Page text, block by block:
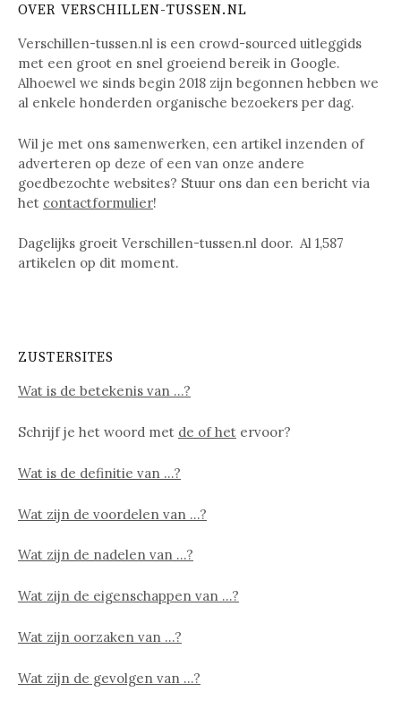
OVER VERSCHILLEN-TUSSEN.NL
Verschillen-tussen.nl is een crowd-sourced uitleggids
met een groot en snel groeiend bereik in Google.
Alhoewel we sinds begin 2018 zijn begonnen hebben we
al enkele honderden organische bezoekers per dag.
Wil je met ons samenwerken, een artikel inzenden of
adverteren op deze of een van onze andere
goedbezochte websites? Stuur ons dan een bericht via
het contactformulier!
Dagelijks groeit Verschillen-tussen.nl door. Al 1,587
artikelen op dit moment.
ZUSTERSITES
Wat is de betekenis van …?
Schrijf je het woord met de of het ervoor?
Wat is de definitie van …?
Wat zijn de voordelen van …?
Wat zijn de nadelen van …?
Wat zijn de eigenschappen van …?
Wat zijn oorzaken van …?
Wat zijn de gevolgen van …?